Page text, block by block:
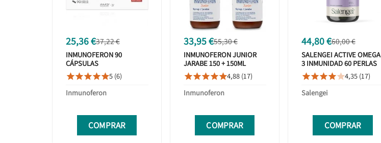
25,36 €37,22 €
INMUNOFERON 90
CÁPSULAS
5 (6)
Inmunoferon
COMPRAR
33,95 €55,30 €
INMUNOFERON JUNIOR
JARABE 150 + 150ML
DUPLO PROMOCIÓN
4,88 (17)
Inmunoferon
COMPRAR
44,80 €60,00 €
SALENGEI ACTIVE OMEGA
3 INMUNIDAD 60 PERLAS
4,35 (17)
Salengei
COMPRAR